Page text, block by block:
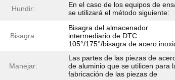
Hundir:
En el caso de los equipos de
se utilizará el método siguiente:
Bisagra:
Bisagra del almacenador
intermediario de DTC
105°/175°/bisagra de acero
Manejar:
Las partes de las piezas de
de aluminio que se utilicen para
fabricación de las piezas de